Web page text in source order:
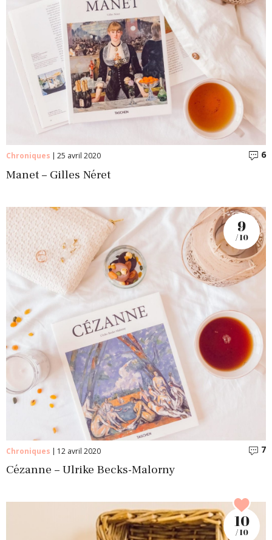
Chroniques 25 avril 2020 6
Manet – Gilles Néret
Chroniques 12 avril 2020 7
Cézanne – Ulrike Becks-Malorny
9
/ 10
10
/ 10